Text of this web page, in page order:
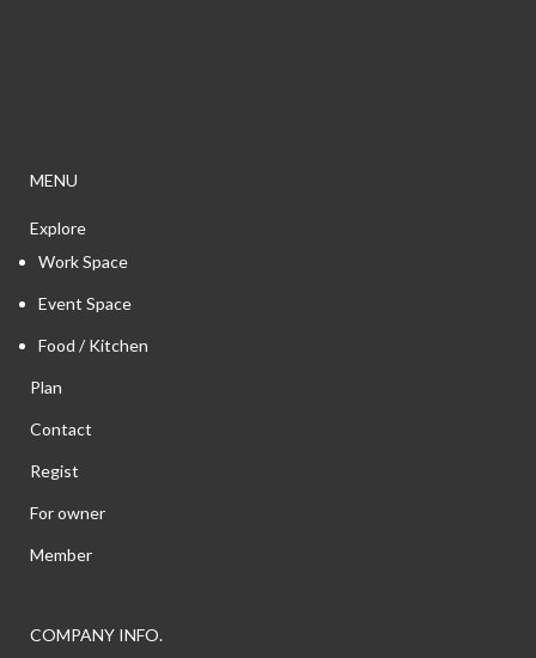
MENU
Explore
Work Space
Event Space
Food / Kitchen
Plan
Contact
Regist
For owner
Member
COMPANY INFO.